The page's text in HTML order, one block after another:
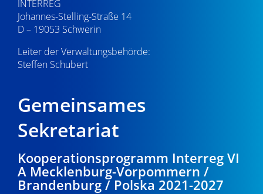
INTERREG
Johannes-Stelling-Straße 14
D – 19053 Schwerin
Leiter der Verwaltungsbehörde:
Steffen Schubert
Gemeinsames
Sekretariat
Kooperationsprogramm Interreg VI
A Mecklenburg-Vorpommern /
Brandenburg / Polska 2021-2027